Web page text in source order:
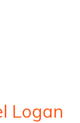
Logan